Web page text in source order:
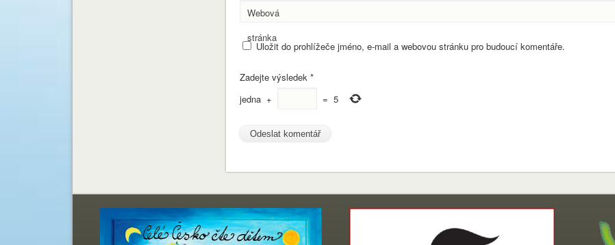
Webová
stránka
Uložit do prohlížeče jméno, e-mail a webovou stránku pro budoucí komentáře.
Zadejte výsledek*
jedna + = 5